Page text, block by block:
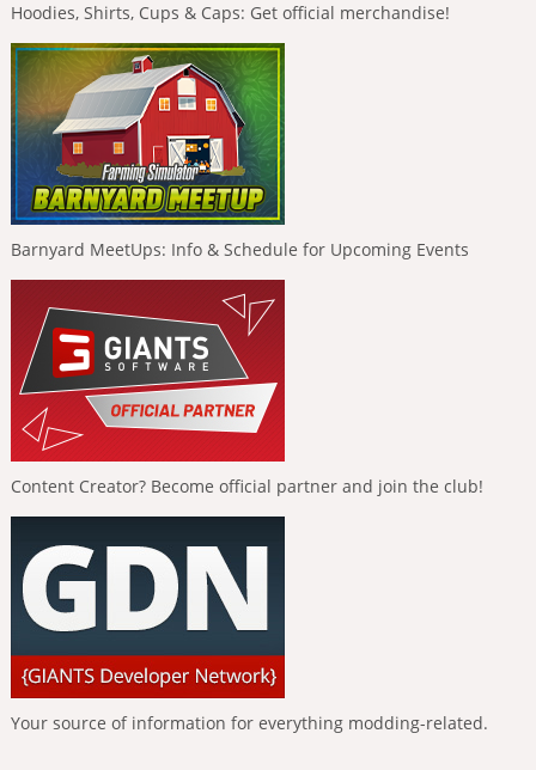
Hoodies, Shirts, Cups & Caps: Get official merchandise!
Barnyard MeetUps: Info & Schedule for Upcoming Events
Content Creator? Become official partner and join the club!
Your source of information for everything modding-related.